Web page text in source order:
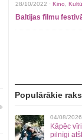
28/10/2022 · Kino
Baltijas filmu
Populārākie
04/08/2026
Kāpēc
pilnīgi